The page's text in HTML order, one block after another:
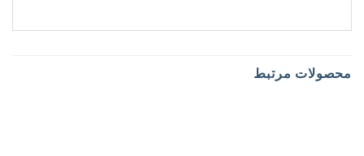
محصولات مرتبط